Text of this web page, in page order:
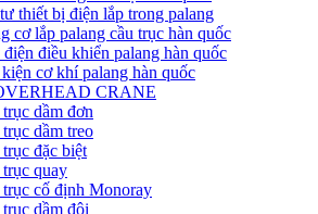
thiết bị điện lắp trong palang
cơ lắp palang cầu trục hàn quốc
điều khiển palang hàn quốc
cơ khí palang hàn quốc
CRANE
dầm đơn
dầm treo
đặc biệt
trục quay
trục cố định Monoray
dầm đôi